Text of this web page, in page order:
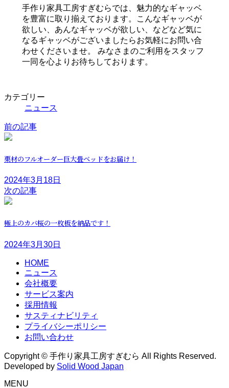
手作り家具工房すぎむらでは、魅力的なギャッベ
を豊富に取り揃えております。こんなギャッベが
欲しい、あんなギャッベが欲しい、などなど気に
なるギャッベがございましたらお気軽にお問い合
わせくださいませ。 みなさまのご利用をスタッフ
一同を心よりお待ちしております。
カテゴリー
ニュース
前の記事
栗材のフルオーダー巨大畳ベッドをお届け！
2024年3月18日
次の記事
極上のカバ桜の一枚板を納品です！
2024年3月30日
HOME
ニュース
会社概要
サービス案内
採用情報
サスティナビリティ
プライバシーポリシー
お問い合わせ
Copyright © 手作り家具工房すぎむら All Rights Reserved.
Developed by Solid Wood Japan
MENU